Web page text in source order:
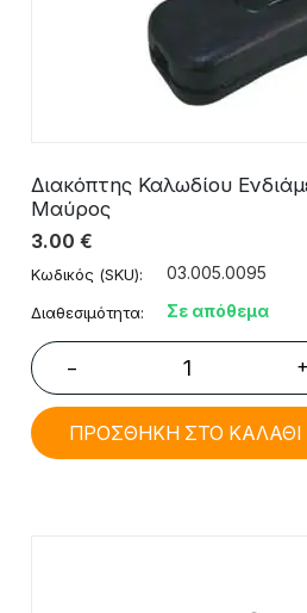
Διακόπτης Καλωδίου
Μαύρος
3.00 €
Κωδικός (SKU): 03.005.0095
Διαθεσιμότητα: Σε απόθεμα
− +
ΠΡΟΣΘΗΚΗ ΣΤΟ ΚΑΛΑΘΙ